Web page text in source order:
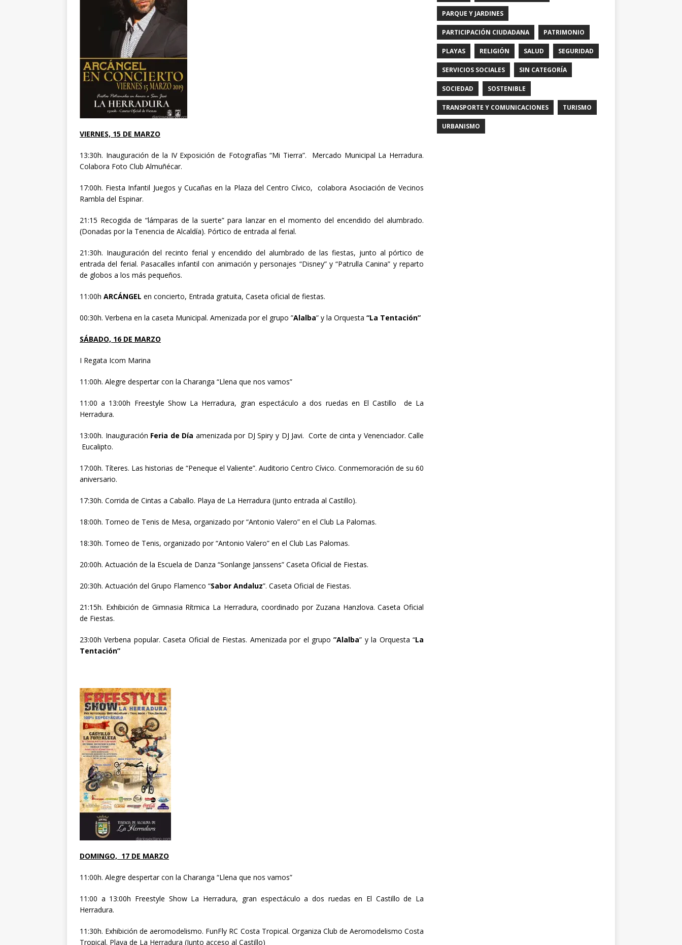
VIERNES, 15 DE MARZO
13:30h. Inauguración de la IV Exposición de Fotografías “Mi Tierra”. Mercado Municipal La Herradura.
Colabora Foto Club Almuñécar.
17:00h. Fiesta Infantil Juegos y Cucañas en la Plaza del Centro Cívico, colabora Asociación de Vecinos
Rambla del Espinar.
21:15 Recogida de “lámparas de la suerte” para lanzar en el momento del encendido del alumbrado.
(Donadas por la Tenencia de Alcaldía). Pórtico de entrada al ferial.
21:30h. Inauguración del recinto ferial y encendido del alumbrado de las fiestas, junto al pórtico de
entrada del ferial. Pasacalles infantil con animación y personajes “Disney” y “Patrulla Canina” y reparto
de globos a los más pequeños.
11:00h ARCÁNGEL en concierto, Entrada gratuita, Caseta oficial de fiestas.
00:30h. Verbena en la caseta Municipal. Amenizada por el grupo ”Alalba” y la Orquesta “La Tentación”
SÁBADO, 16 DE MARZO
I Regata Icom Marina
11:00h. Alegre despertar con la Charanga “Llena que nos vamos”
11:00 a 13:00h Freestyle Show La Herradura, gran espectáculo a dos ruedas en El Castillo de La
Herradura.
13:00h. Inauguración Feria de Día amenizada por DJ Spiry y DJ Javi. Corte de cinta y Venenciador. Calle
Eucalipto.
17:00h. Títeres. Las historias de “Peneque el Valiente”. Auditorio Centro Cívico. Conmemoración de su 60
aniversario.
17:30h. Corrida de Cintas a Caballo. Playa de La Herradura (junto entrada al Castillo).
18:00h. Torneo de Tenis de Mesa, organizado por “Antonio Valero” en el Club La Palomas.
18:30h. Torneo de Tenis, organizado por “Antonio Valero” en el Club Las Palomas.
20:00h. Actuación de la Escuela de Danza “Sonlange Janssens” Caseta Oficial de Fiestas.
20:30h. Actuación del Grupo Flamenco “Sabor Andaluz”. Caseta Oficial de Fiestas.
21:15h. Exhibición de Gimnasia Rítmica La Herradura, coordinado por Zuzana Hanzlova. Caseta Oficial
de Fiestas.
23:00h Verbena popular. Caseta Oficial de Fiestas. Amenizada por el grupo”Alalba” y la Orquesta “La
Tentación”
DOMINGO, 17 DE MARZO
11:00h. Alegre despertar con la Charanga “Llena que nos vamos”
11:00 a 13:00h Freestyle Show La Herradura, gran espectáculo a dos ruedas en El Castillo de La
Herradura.
11:30h. Exhibición de aeromodelismo. FunFly RC Costa Tropical. Organiza Club de Aeromodelismo Costa
Tropical. Playa de La Herradura (Junto acceso al Castillo)
PARQUE Y JARDINES
PARTICIPACIÓN CIUDADANA PATRIMONIO
PLAYAS RELIGIÓN SALUD SEGURIDAD
SERVICIOS SOCIALES SIN CATEGORÍA
SOCIEDAD SOSTENIBLE
TRANSPORTE Y COMUNICACIONES TURISMO
URBANISMO